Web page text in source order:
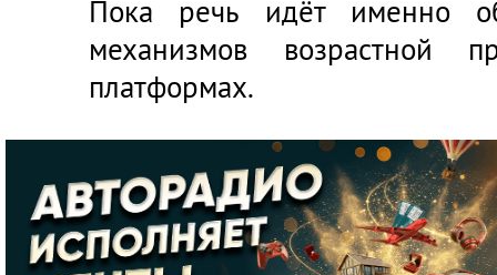
Пока речь идёт именно
механизмов возрастной
платформах.